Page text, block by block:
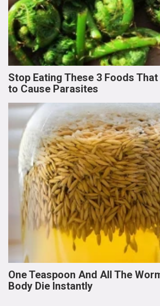
Stop Eating These 3 Foods
to Cause Parasites
One Teaspoon And All The
Body Die Instantly